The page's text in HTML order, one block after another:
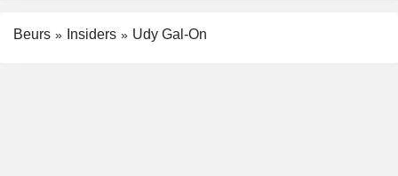
Beurs Insiders Udy Gal-On